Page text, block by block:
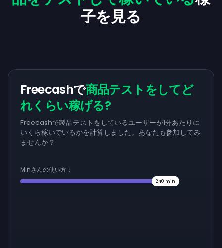
子を見る
Freecashで商品テストをしてど
れくらい稼げる?
Freecashで製品テストをしているユーザーが1分あたりに
いくら稼いでいるかを計算しました。あなたも参加してみ
ませんか？
Minさんの使い方：
240 min